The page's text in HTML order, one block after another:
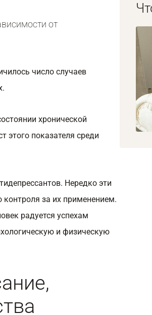
от
число случаев
хронической
этого показателя среди
Нередко эти
за их применением.
радуется успехам
и физическую